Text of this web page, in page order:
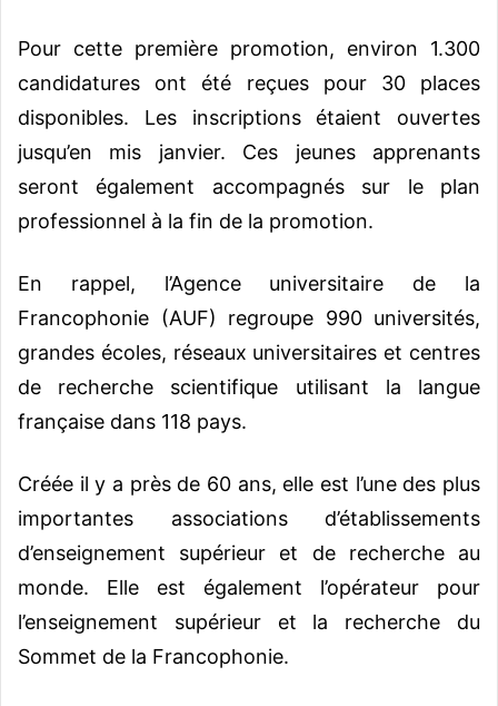
Pour cette première promotion, environ 1.300
candidatures ont été reçues pour 30 places
disponibles. Les inscriptions étaient ouvertes
jusqu’en mis janvier. Ces jeunes apprenants
seront également accompagnés sur le plan
professionnel à la fin de la promotion.
En rappel, l’Agence universitaire de la
Francophonie (AUF) regroupe 990 universités,
grandes écoles, réseaux universitaires et centres
de recherche scientifique utilisant la langue
française dans 118 pays.
Créée il y a près de 60 ans, elle est l’une des plus
importantes associations d’établissements
d’enseignement supérieur et de recherche au
monde. Elle est également l’opérateur pour
l’enseignement supérieur et la recherche du
Sommet de la Francophonie.